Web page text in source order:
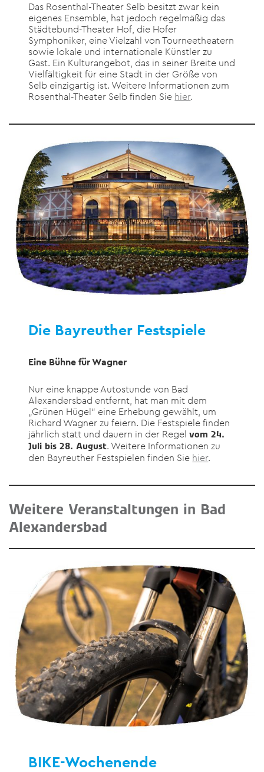
Das Rosenthal-Theater Selb besitzt zwar kein
eigenes Ensemble, hat jedoch regelmäßig das
Städtebund-Theater Hof, die Hofer
Symphoniker, eine Vielzahl von Tourneetheatern
sowie lokale und internationale Künstler zu
Gast. Ein Kulturangebot, das in seiner Breite und
Vielfältigkeit für eine Stadt in der Größe von
Selb einzigartig ist. Weitere Informationen zum
Rosenthal-Theater Selb finden Sie hier.
Die Bayreuther Festspiele
Eine Bühne für Wagner
Nur eine knappe Autostunde von Bad
Alexandersbad entfernt, hat man mit dem
„Grünen Hügel“ eine Erhebung gewählt, um
Richard Wagner zu feiern. Die Festspiele finden
jährlich statt und dauern in der Regelvom 24.
Juli bis 28. August. Weitere Informationen zu
den Bayreuther Festspielen finden Sie hier.
Weitere Veranstaltungen in Bad
Alexandersbad
BIKE-Wochenende